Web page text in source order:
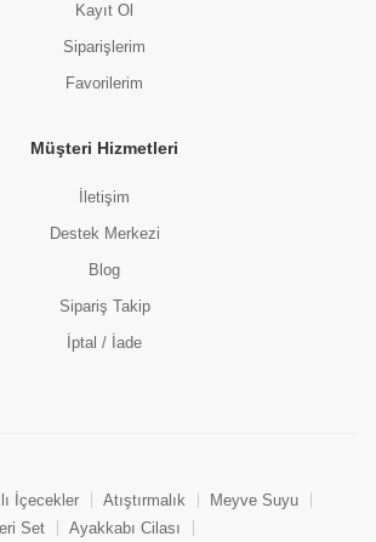
Kayıt Ol
Siparişlerim
Favorilerim
Müşteri Hizmetleri
İletişim
Destek Merkezi
Blog
Sipariş Takip
İptal / İade
İçecekler Atıştırmalık
Meyve Suyu
Set
Ayakkabı Cilası